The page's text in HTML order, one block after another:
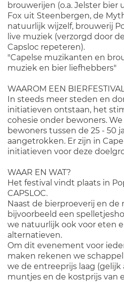
brouwerijen (o.a. Jelster bier
Fox uit Steenbergen, de
natuurlijk wijzelf, brouwerij
live muziek (verzorgd door
Capsloc repeteren).
"Capelse muzikanten en
muziek en bier liefhebbers"
WAAROM EEN
In steeds meer steden en
initiatieven ontstaan, het
cohesie onder bewoners.
bewoners tussen de 25 - 50
aangetrokken. Er zijn in
initiatieven voor deze
WAAR EN WAT?
Het festival vindt plaats in
CAPSLOC.
Naast de bierproeverij en de
bijvoorbeeld een
we natuurlijk ook voor eten
alternatieven.
Om dit evenement voor
maken rekenen we
we de entreeprijs laag (gelijk
muntjes en de kostprijs van